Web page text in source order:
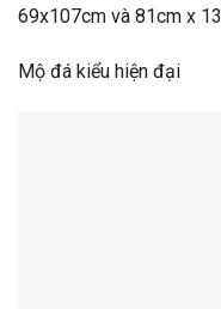
69x107cm và 81cm x
Mộ đá kiểu hiện đại